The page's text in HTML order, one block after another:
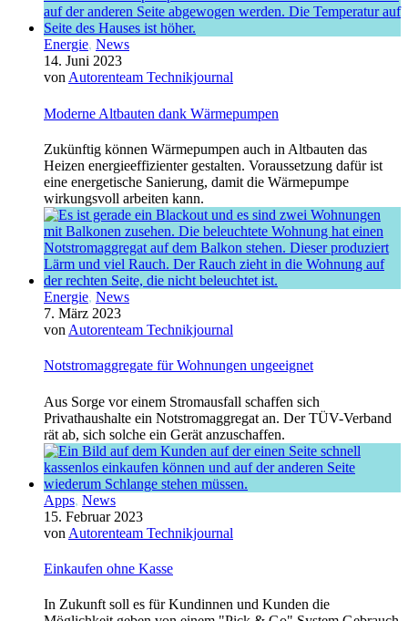
Energie, News
14. Juni 2023
vonAutorenteam Technikjournal
Moderne Altbauten dank Wärmepumpen
Zukünftig können Wärmepumpen auch in Altbauten das
Heizen energieeffizienter gestalten. Voraussetzung dafür ist
eine energetische Sanierung, damit die Wärmepumpe
wirkungsvoll arbeiten kann.
Energie, News
7. März 2023
von Autorenteam Technikjournal
Notstromaggregate für Wohnungen ungeeignet
Aus Sorge vor einem Stromausfall schaffen sich
Privathaushalte ein Notstromaggregat an. Der TÜV-Verband
rät ab, sich solche ein Gerät anzuschaffen.
Apps, News
15. Februar 2023
von Autorenteam Technikjournal
Einkaufen ohne Kasse
In Zukunft soll es für Kundinnen und Kunden die